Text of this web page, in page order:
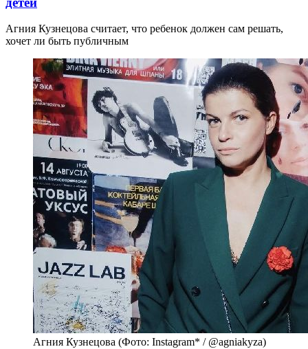
Агния Кузнецова считает, что ребенок должен сам решать,
хочет ли быть публичным
Агния Кузнецова (Фото: Instagram* / @agniakyza)